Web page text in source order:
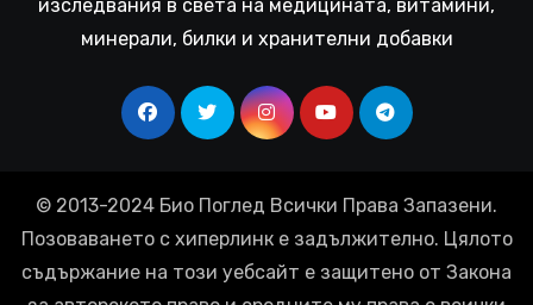
изследвания в света на медицината, витамини,
минерали, билки и хранителни добавки
© 2013-2024 Био Поглед Всички Права Запазени.
Позоваването с хиперлинк е задължително. Цялото
съдържание на този уебсайт е защитено от Закона